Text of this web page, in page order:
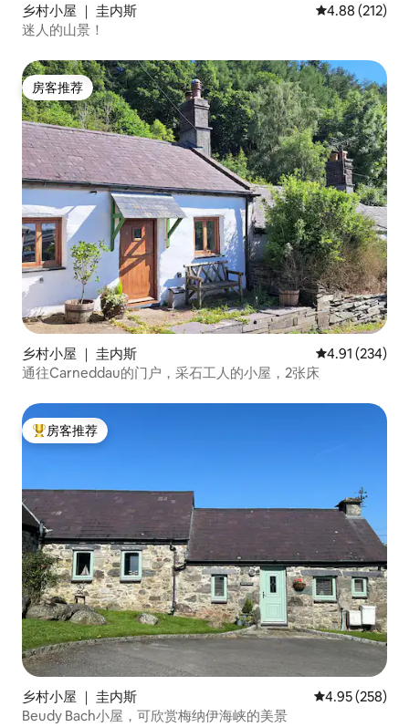
乡村小屋 ｜ 圭内斯 平均评分 4.88
4.88 (212)
迷人的山景！
房客推荐
房客推荐
乡村小屋 ｜ 圭内斯 平均评分 4.91
4.91 (234)
通往Carneddau的门户，采石工人的小屋，2张床
热门「房客推荐」
房客推荐
乡村小屋 ｜ 圭内斯 平均评分 4.95
4.95 (258)
Beudy Bach小屋，可欣赏梅纳伊海峡的美景